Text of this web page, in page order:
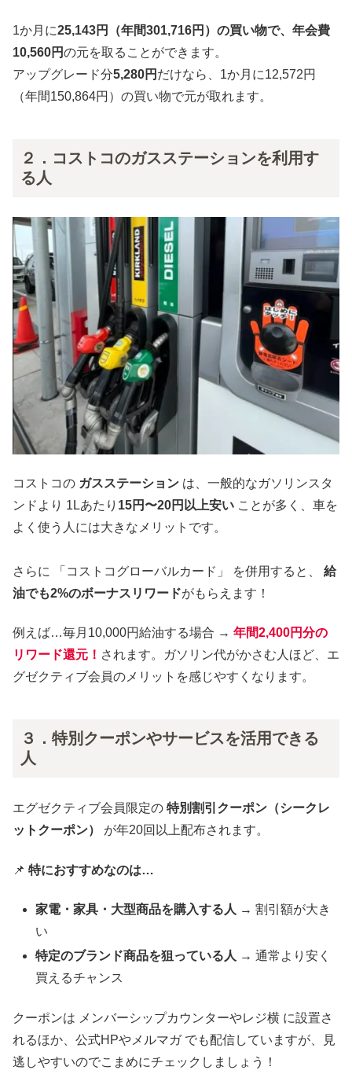
1か月に25,143円（年間301,716円）の買い物で、年会費
10,560円の元を取ることができます。
アップグレード分5,280円 だけなら、1か月に12,572円
（年間150,864円）の買い物で元が取れます。
２．コストコのガスステーションを利用す
る人
コストコの ガスステーション は、一般的なガソリンスタ
ンドより 1Lあたり 15円〜20円以上安い ことが多く、車を
よく使う人には大きなメリットです。
さらに 「コストコグローバルカード」 を併用すると、 給
油でも2%のボーナスリワードがもらえます！
例えば…毎月10,000円給油する場合 → 年間2,400円分の
リワード還元！ されます。ガソリン代がかさむ人ほど、エ
グゼクティブ会員のメリットを感じやすくなります。
３．特別クーポンやサービスを活用できる
人
エグゼクティブ会員限定の 特別割引クーポン（シークレ
ットクーポン）
が年20回以上配布されます。
📌 特におすすめなのは…
家電・家具・大型商品を購入する人 → 割引額が大き
い
特定のブランド商品を狙っている人 → 通常より安く
買えるチャンス
クーポンは メンバーシップカウンターやレジ横 に設置さ
れるほか、公式HPやメルマガ でも配信していますが、見
逃しやすいのでこまめにチェックしましょう！